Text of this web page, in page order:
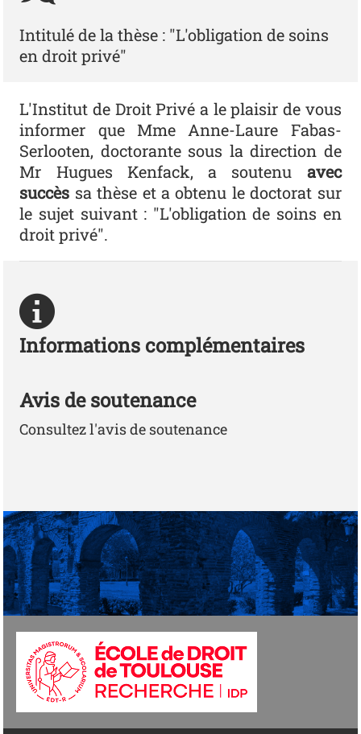
Intitulé de la thèse : "L'obligation de soins
en droit privé"
L'Institut de Droit Privé a le plaisir de vous
informer que Mme Anne-Laure Fabas-
Serlooten, doctorante sous la direction de
Mr Hugues Kenfack, a soutenu avec
succès sa thèse et a obtenu le doctorat sur
le sujet suivant : "L'obligation de soins en
droit privé".
Informations complémentaires
Avis de soutenance
Consultez l'avis de soutenance